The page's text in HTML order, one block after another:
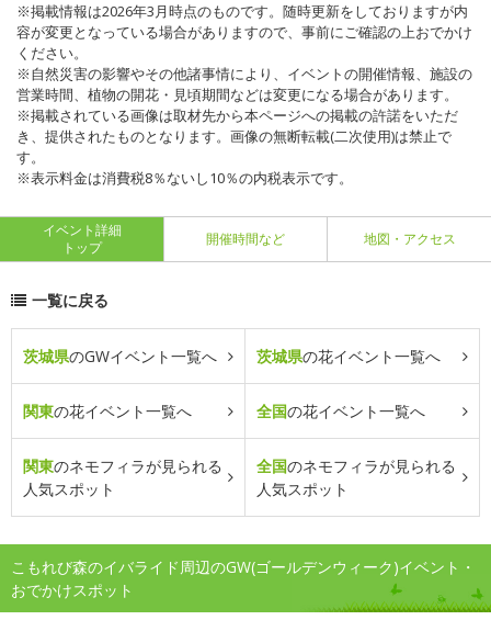
※掲載情報は2026年3月時点のものです。随時更新をしておりますが内
容が変更となっている場合がありますので、事前にご確認の上おでかけ
ください。
※自然災害の影響やその他諸事情により、イベントの開催情報、施設の
営業時間、植物の開花・見頃期間などは変更になる場合があります。
※掲載されている画像は取材先から本ページへの掲載の許諾をいただ
き、提供されたものとなります。画像の無断転載(二次使用)は禁止で
す。
※表示料金は消費税8％ないし10％の内税表示です。
イベント詳細
トップ
開催時間など 地図・アクセス
一覧に戻る
茨城県のGWイベント一覧へ 茨城県の花イベント一覧へ
関東の花イベント一覧へ 全国の花イベント一覧へ
関東のネモフィラが見られる
人気スポット
全国のネモフィラが見られる
人気スポット
こもれび森のイバライド周辺のGW(ゴールデンウィーク)イベント・
おでかけスポット